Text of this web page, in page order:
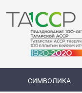
СИМВОЛИКА